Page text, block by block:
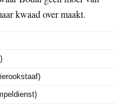
kwaad over maakt.